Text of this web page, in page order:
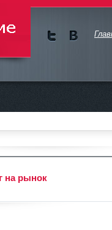
на рынок